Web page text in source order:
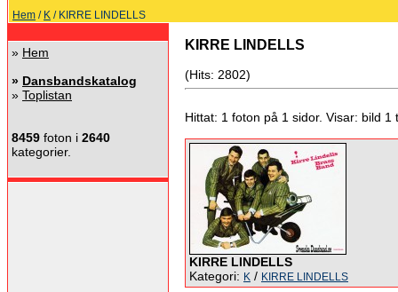
Hem / K / KIRRE LINDELLS
» Hem
» Dansbandskatalog
» Toplistan
8459 foton i 2640
kategorier.
KIRRE LINDELLS
(Hits: 2802)
Hittat: 1 foton på 1 sidor. Visar: bild 1
KIRRE LINDELLS
Kategori: K / KIRRE LINDELLS